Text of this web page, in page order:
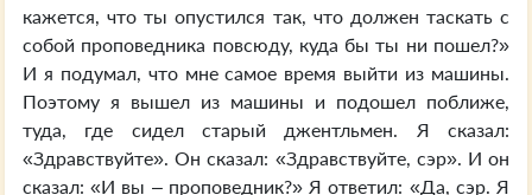
кажется, что ты опустился так, что должен таскать с
собой проповедника повсюду, куда бы ты ни пошел?»
И я подумал, что мне самое время выйти из машины.
Поэтому я вышел из машины и подошел поближе,
туда, где сидел старый джентльмен. Я сказал:
«Здравствуйте». Он сказал: «Здравствуйте, сэр». И он
сказал: «И вы – проповедник?» Я ответил: «Да, сэр. Я